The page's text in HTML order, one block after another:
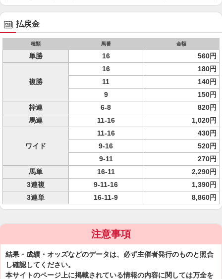
払戻金
種類 馬番 金額
単勝 16 560円
複勝
16
180円
11
140円
9
150円
枠連
6-8
820円
馬連
11-16 1,020円
ワイド
11-16
430円
9-16
520円
9-11
270円
馬単
16-11
2,290円
3連複
9-11-16
1,390円
3連単
16-11-9 8,860円
注意事項
結果・成績・オッズなどのデータは、必ず主催者発行のものと照合
し確認してください。
本サイトのページ上に掲載されている情報の内容に関しては万全を